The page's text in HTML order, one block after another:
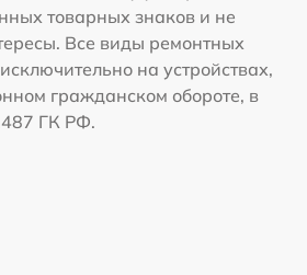
товарных знаков и не
Все виды ремонтных
на устройствах,
гражданском обороте, в
ГК РФ.